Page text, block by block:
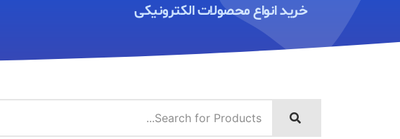
خرید انواع محصولات الکترونیکی ​